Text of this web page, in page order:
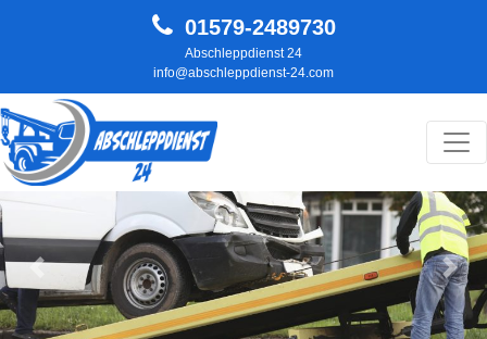
01579-2489730
Abschleppdienst 24
info@abschleppdienst-24.com
Hauptnavigation
Zurück